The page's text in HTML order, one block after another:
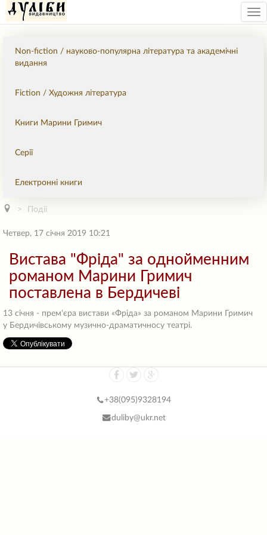
Non-fiction / науково-популярна література та академічні
видання
Fiction / Художня література
Книги Марини Гримич
Серії
Електронні книги
Події
Четвер, 17 січня 2019 10:21
Вистава "Фріда" за однойменним
романом Марини Гримич
поставлена в Бердичеві
13 січня - прем‘єра вистави «Фріда» за романом Марини Гримич
у Бердичівському музично-драматичносу театрі.
+38(095)9328194
duliby@ukr.net